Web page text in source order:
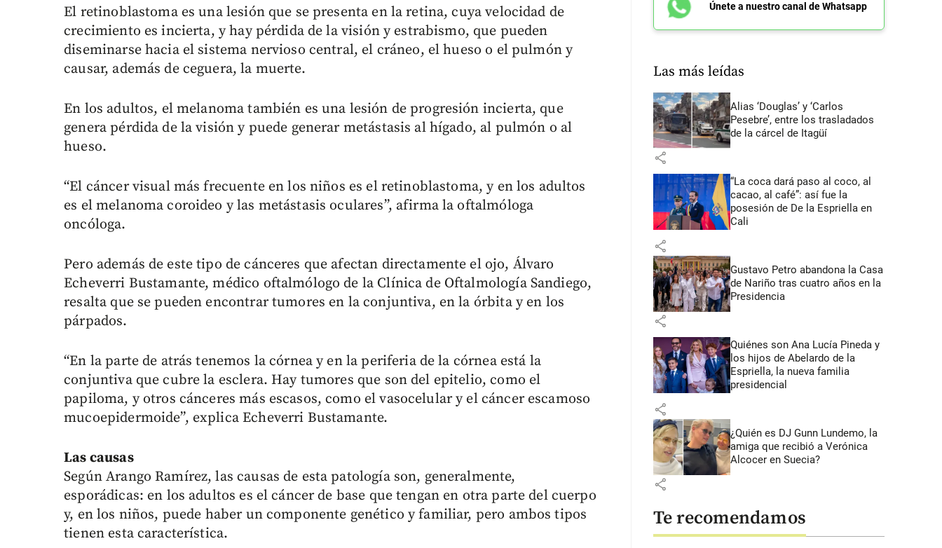
El retinoblastoma es una lesión que se presenta en la retina, cuya velocidad de
crecimiento es incierta, y hay pérdida de la visión y estrabismo, que pueden
diseminarse hacia el sistema nervioso central, el cráneo, el hueso o el pulmón y
causar, además de ceguera, la muerte.
En los adultos, el melanoma también es una lesión de progresión incierta, que
genera pérdida de la visión y puede generar metástasis al hígado, al pulmón o al
hueso.
“El cáncer visual más frecuente en los niños es el retinoblastoma, y en los adultos
es el melanoma coroideo y las metástasis oculares”, afirma la oftalmóloga
oncóloga.
Pero además de este tipo de cánceres que afectan directamente el ojo, Álvaro
Echeverri Bustamante, médico oftalmólogo de la Clínica de Oftalmología Sandiego,
resalta que se pueden encontrar tumores en la conjuntiva, en la órbita y en los
párpados.
“En la parte de atrás tenemos la córnea y en la periferia de la córnea está la
conjuntiva que cubre la esclera. Hay tumores que son del epitelio, como el
papiloma, y otros cánceres más escasos, como el vasocelular y el cáncer escamoso
mucoepidermoide”, explica Echeverri Bustamante.
Las causas
Según Arango Ramírez, las causas de esta patología son, generalmente,
esporádicas: en los adultos es el cáncer de base que tengan en otra parte del cuerpo
y, en los niños, puede haber un componente genético y familiar, pero ambos tipos
tienen esta característica.
Únete a nuestro canal de Whatsapp
Las más leídas
Alias ‘Douglas’ y ‘Carlos
Pesebre’, entre los trasladados
de la cárcel de Itagüí
share
“La coca dará paso al coco, al
cacao, al café”: así fue la
posesión de De la Espriella en
Cali
share
Gustavo Petro abandona la Casa
de Nariño tras cuatro años en la
Presidencia
share
Quiénes son Ana Lucía Pineda y
los hijos de Abelardo de la
Espriella, la nueva familia
presidencial
share
¿Quién es DJ Gunn Lundemo, la
amiga que recibió a Verónica
Alcocer en Suecia?
share
Te recomendamos